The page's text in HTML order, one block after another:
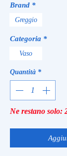
Brand *
Greggio
Categoria *
Vaso
Quantità *
Ne restano solo: